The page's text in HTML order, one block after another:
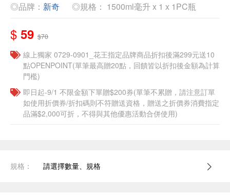
◎品牌： 新奇 ◎規格： 1500ml毫升 x 1 x 1PC瓶
$ 59 $70
線上獨家 0729-0901_花王指定品牌商品折扣後滿299元送10
點OPENPOINT(單筆最高贈20點，回饋皆以折扣後金額為計算
門檻)
即日起-9/1 不限金額下單贈$200券(單筆不累贈，請注意訂單
如使用折價券/折扣碼則不符贈送資格，贈送之折價券消費指定
品滿$2,000可折，不得與其他優惠活動合併使用)
規格： 請選擇數量、規格